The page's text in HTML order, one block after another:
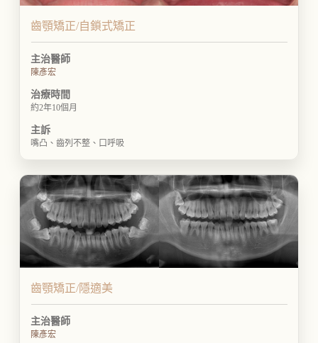
齒顎矯正/自鎖式矯正
主治醫師
陳彥宏
治療時間
約2年10個月
主訴
嘴凸、齒列不整、口呼吸
齒顎矯正/隱適美
主治醫師
陳彥宏